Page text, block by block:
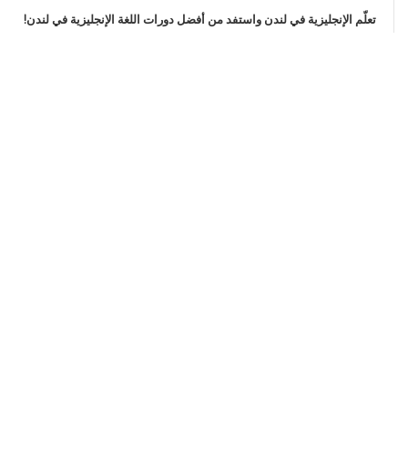
تعلّم الإنجليزية في لندن واستفد من أفضل دورات اللغة الإنجليزية في لندن!